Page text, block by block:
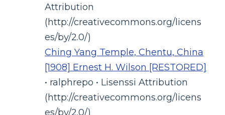
Attribution
(http://creativecommons.org/licens
es/by/2.0/)
Ching Yang Temple, Chentu, China
[1908] Ernest H. Wilson [RESTORED]
• ralphrepo • Lisenssi Attribution
(http://creativecommons.org/licens
es/by/2.0/)